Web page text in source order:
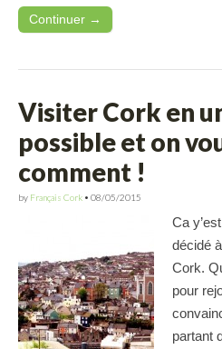
Continuer →
Visiter Cork en
possible et on
comment !
by Français Cork • 08/05/2015
Ca
décidé
Cork.
pour
partant